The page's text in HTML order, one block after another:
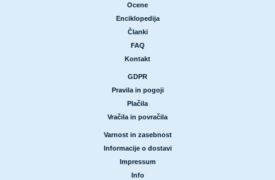
Ocene
Enciklopedija
Članki
FAQ
Kontakt
GDPR
Pravila in pogoji
Plačila
Vračila in povračila
Varnost in zasebnost
Informacije o dostavi
Impressum
Info